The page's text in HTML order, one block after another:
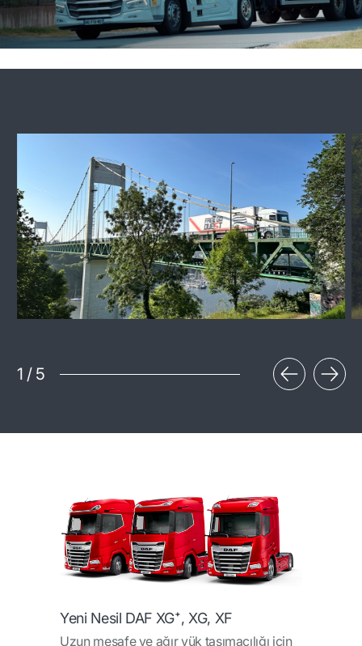
1 / 5
Yeni Nesil DAF XG⁺, XG, XF
Uzun mesafe ve ağır yük taşımacılığı için